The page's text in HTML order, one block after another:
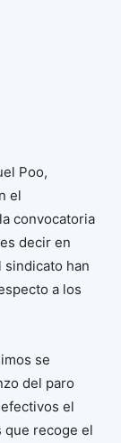
Poo,
el
convocatoria
decir en
sindicato han
a los
se
del paro
el
que recoge el